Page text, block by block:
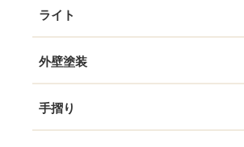
ライト
外壁塗装
手摺り